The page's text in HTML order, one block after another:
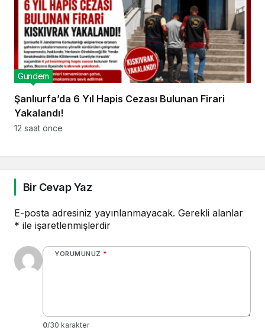
Şanlıurfa’da 6 Yıl Hapis Cezası Bulunan Firari
Yakalandı!
Gündem
12 saat önce
Bir Cevap Yaz
E-posta adresiniz yayınlanmayacak. Gerekli alanlar
* ile işaretlenmişlerdir
YORUMUNUZ *
0/30 karakter